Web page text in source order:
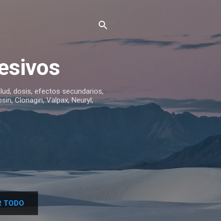
dosis, efectos secundarios,
Clonagin, Valpax, Neuryl;
TODO